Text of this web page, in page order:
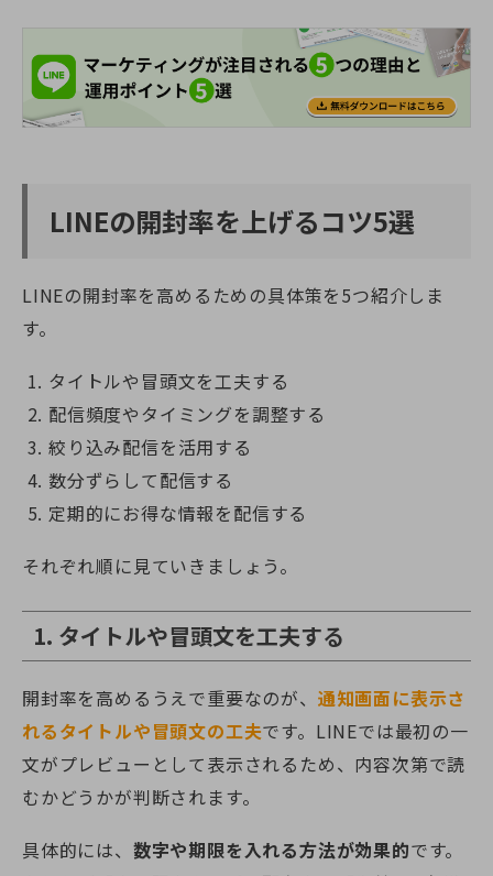
LINEの開封率を上げるコツ5選
LINEの開封率を高めるための具体策を5つ紹介しま
す。
タイトルや冒頭文を工夫する
配信頻度やタイミングを調整する
絞り込み配信を活用する
数分ずらして配信する
定期的にお得な情報を配信する
それぞれ順に見ていきましょう。
1. タイトルや冒頭文を工夫する
開封率を高めるうえで重要なのが、 通知画面に表示さ
れるタイトルや冒頭文の工夫です。LINEでは最初の一
文がプレビューとして表示されるため、内容次第で読
むかどうかが判断されます。
具体的には、 数字や期限を入れる方法が効果的です。